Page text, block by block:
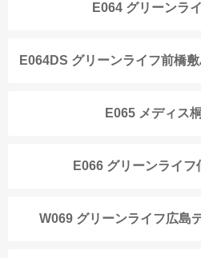
E064 グリーンラ
E064DS グリーンライフ前橋
E065 メディス
E066 グリーンライフ
W069 グリーンライフ広島